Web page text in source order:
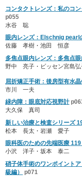
コンタクトレンズ：私のコ
p055
水谷 聡
眼内レンズ：Elschnig pearl
佐藤 孝樹・池田 恒彦
多焦点眼内レンズ：多焦点
野中 亮子・ビッセン宮島弘
屈折矯正手術：後房型有水
市川 一夫
緑内障：眼底対応視野計
大久保 真司
新しい治療と検査シリーズ
松本 長太・岩瀬 愛子
眼科医のための先端医療
小沢 洋子・坂本 泰二
硝子体手術のワンポイント
級編）
p071